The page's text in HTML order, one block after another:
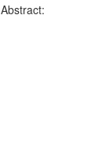
Abstract: